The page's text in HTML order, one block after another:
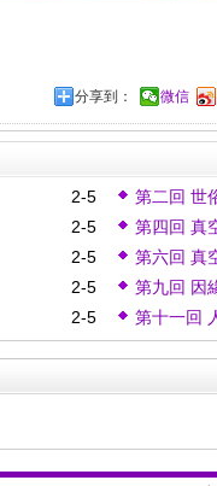
分享到： 微信
2-5
第二回 世
2-5
第四回 真
2-5
第六回 真
2-5
第九回 因
2-5
第十一回